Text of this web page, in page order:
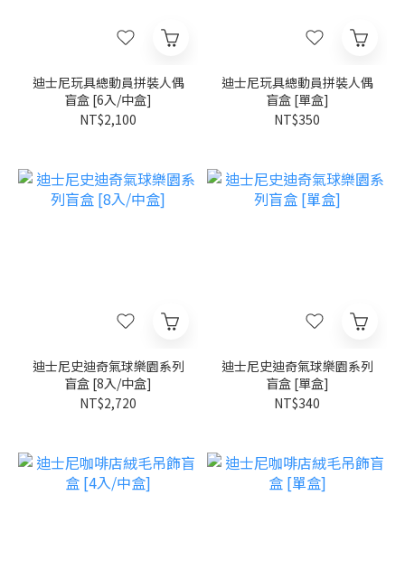
迪士尼玩具總動員拼裝人偶
盲盒 [6入/中盒]
NT$2,100
迪士尼玩具總動員拼裝人偶
盲盒 [單盒]
NT$350
迪士尼史迪奇氣球樂園系列
盲盒 [8入/中盒]
NT$2,720
迪士尼史迪奇氣球樂園系列
盲盒 [單盒]
NT$340